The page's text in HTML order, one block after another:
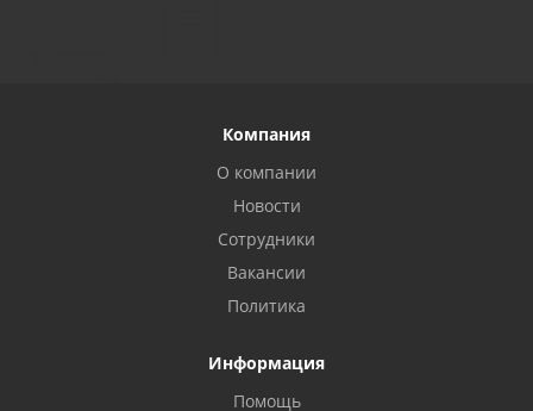
Компания
О компании
Новости
Сотрудники
Вакансии
Политика
Информация
Помощь